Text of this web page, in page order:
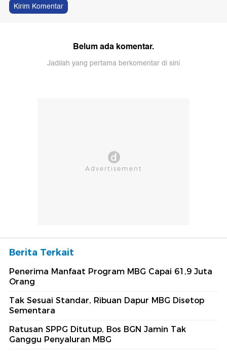
Kirim Komentar
Belum ada komentar.
Jadilah yang pertama berkomentar di sini
Berita Terkait
Penerima Manfaat Program MBG Capai 61,9 Juta
Orang
Tak Sesuai Standar, Ribuan Dapur MBG Disetop
Sementara
Ratusan SPPG Ditutup, Bos BGN Jamin Tak
Ganggu Penyaluran MBG